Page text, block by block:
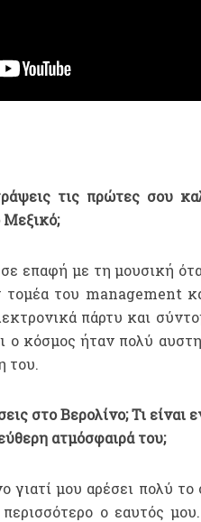
τις πρώτες σου
Μεξικό;
επαφή με τη μουσική
τομέα του management
πάρτυ και
ο κόσμος ήταν πολύ
του.
στο Βερολίνο; Τι είναι
ατμόσφαιρά του;
γιατί μου αρέσει πολύ
ο εαυτός